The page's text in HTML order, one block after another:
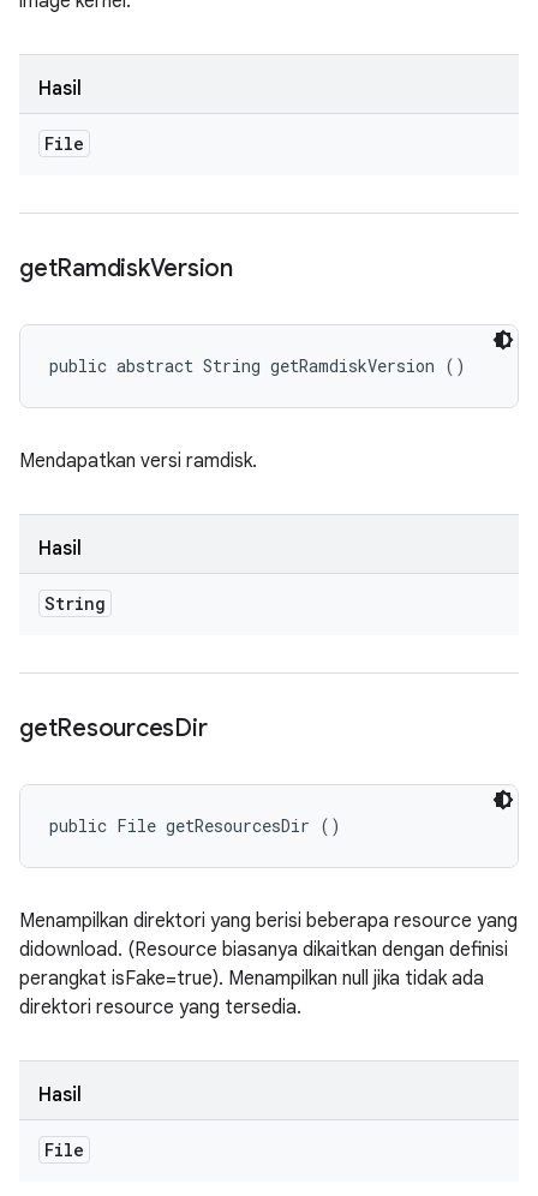
Hasil
File
getRamdiskVersion
public abstract String getRamdiskVersion ()
Mendapatkan versi ramdisk.
Hasil
String
getResourcesDir
public File getResourcesDir ()
Menampilkan direktori yang berisi beberapa resource yang
didownload. (Resource biasanya dikaitkan dengan definisi
perangkat isFake=true). Menampilkan null jika tidak ada
direktori resource yang tersedia.
Hasil
File